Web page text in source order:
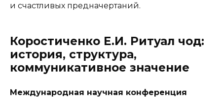
и счастливых предначертаний.
Коростиченко Е.И. Ритуал чод:
история, структура,
коммуникативное значение
Международная научная конференция